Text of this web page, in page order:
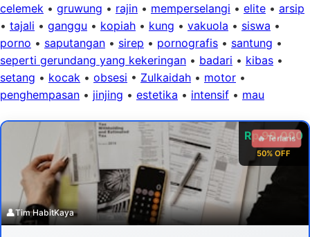
celemek • gruwung • rajin • memperselangi • elite • arsip
• tajali • ganggu • kopiah • kung • vakuola • siswa •
porno • saputangan • sirep • pornografis • santung •
seperti gerundang yang kekeringan • badari • kibas •
setang • kocak • obsesi • Zulkaidah • motor •
penghempasan • jinjing • estetika • intensif • mau
Rp 99.000
50% OFF
🔥 Terlaris
👤Tim HabitKaya